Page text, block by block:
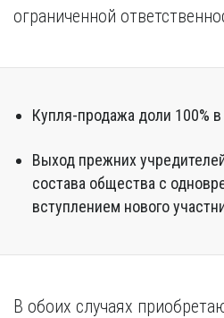
Магнитогорск
Набережные Челны
Нижний Тагил
Новокузнецк
Новосибирск
ограниченной
Купля-продажа доли 100%
Выход прежних
состава общества с
вступлением нового
В обоих случаях